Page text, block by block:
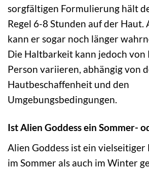
sorgfältigen Formulierung hält
Regel 6-8 Stunden auf der Haut.
kann er sogar noch länger
Die Haltbarkeit kann jedoch von
Person variieren, abhängig von
Hautbeschaffenheit und den
Umgebungsbedingungen.
Ist Alien Goddess ein Sommer-
Alien Goddess ist ein
im Sommer als auch im Winter